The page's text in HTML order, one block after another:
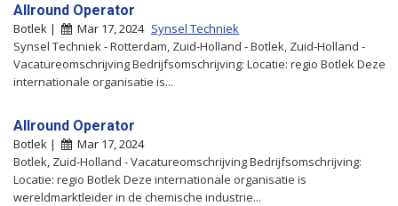
Allround Operator
Botlek | Mar 17, 2024 Synsel Techniek
Synsel Techniek - Rotterdam, Zuid-Holland - Botlek, Zuid-Holland -
Vacatureomschrijving Bedrijfsomschrijving: Locatie: regio Botlek Deze
internationale organisatie is...
Allround Operator
Botlek |
Mar 17, 2024
Botlek, Zuid-Holland - Vacatureomschrijving Bedrijfsomschrijving:
Locatie: regio Botlek Deze internationale organisatie is
wereldmarktleider in de chemische industrie...